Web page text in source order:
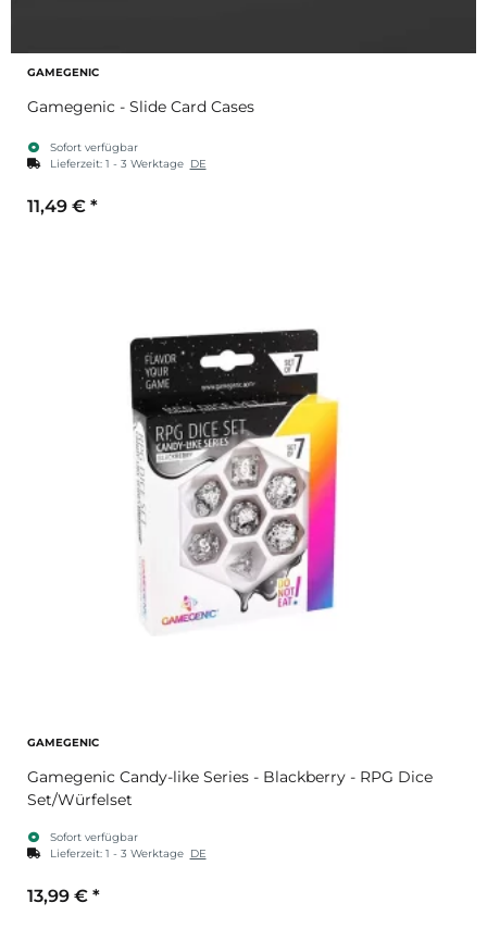
GAMEGENIC
Gamegenic - Slide Card Cases
Sofort verfügbar
Lieferzeit: 1 - 3 Werktage DE
11,49 € *
GAMEGENIC
Gamegenic Candy-like Series - Blackberry - RPG Dice
Set/Würfelset
Sofort verfügbar
Lieferzeit: 1 - 3 Werktage DE
13,99 € *